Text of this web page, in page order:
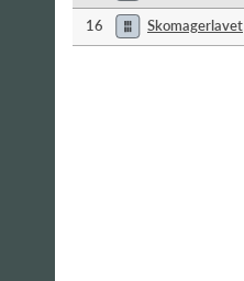
16 Skomagerlavet